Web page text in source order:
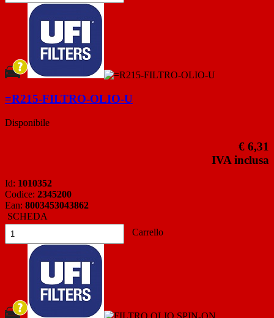
=R215-FILTRO-OLIO-U
Disponibile
€ 6,31
IVA inclusa
Id: 1010352
Codice: 2345200
Ean: 8003453043862
SCHEDA
Carrello